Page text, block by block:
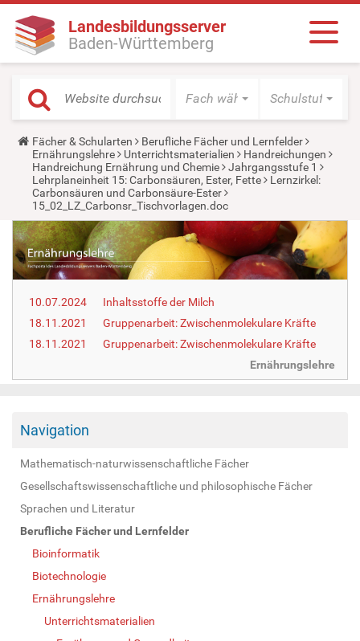
Landesbildungsserver
Baden-Württemberg
Fach wählen Schulstufe
Y
o
u
a
r
e
h
e
r
e
:
Fächer & Schularten
Berufliche Fächer und Lernfelder
Ernährungslehre
Unterrichtsmaterialien
Handreichungen
Handreichung Ernährung und Chemie
Jahrgangsstufe 1
Lehrplaneinheit 15: Carbonsäuren, Ester, Fette
Lernzirkel:
Carbonsäuren und Carbonsäure-Ester
15_02_LZ_Carbonsr_Tischvorlagen.doc
10.07.2024
Inhaltsstoffe der Milch
18.11.2021
Gruppenarbeit: Zwischenmolekulare Kräfte
18.11.2021
Gruppenarbeit: Zwischenmolekulare Kräfte
Ernährungslehre
Navigation
Mathematisch-naturwissenschaftliche Fächer
Gesellschaftswissenschaftliche und philosophische Fächer
Sprachen und Literatur
Berufliche Fächer und Lernfelder
Bioinformatik
Biotechnologie
Ernährungslehre
Unterrichtsmaterialien